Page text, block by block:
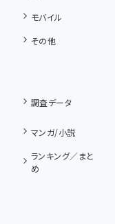
モバイル
その他
調査データ
マンガ/小説
ランキング／まと
め